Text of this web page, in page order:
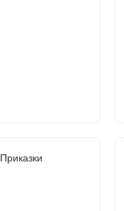
Приказки